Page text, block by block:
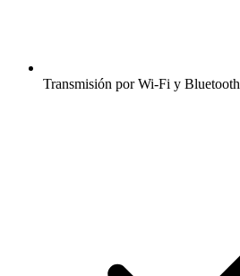
Transmisión por Wi-Fi y Bluetooth